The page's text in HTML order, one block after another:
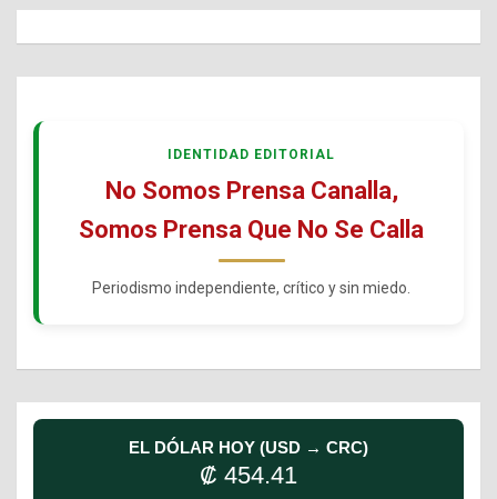
IDENTIDAD EDITORIAL
No Somos Prensa Canalla,
Somos Prensa Que No Se Calla
Periodismo independiente, crítico y sin miedo.
EL DÓLAR HOY (USD → CRC)
₡ 454.41